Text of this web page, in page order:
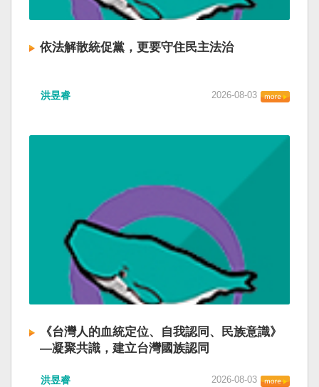
依法解散統促黨，更要守住民主法治
洪昱睿 2026-08-03
《台灣人的血統定位、自我認同、民族意識》
—凝聚共識，建立台灣國族認同
洪昱睿 2026-08-03